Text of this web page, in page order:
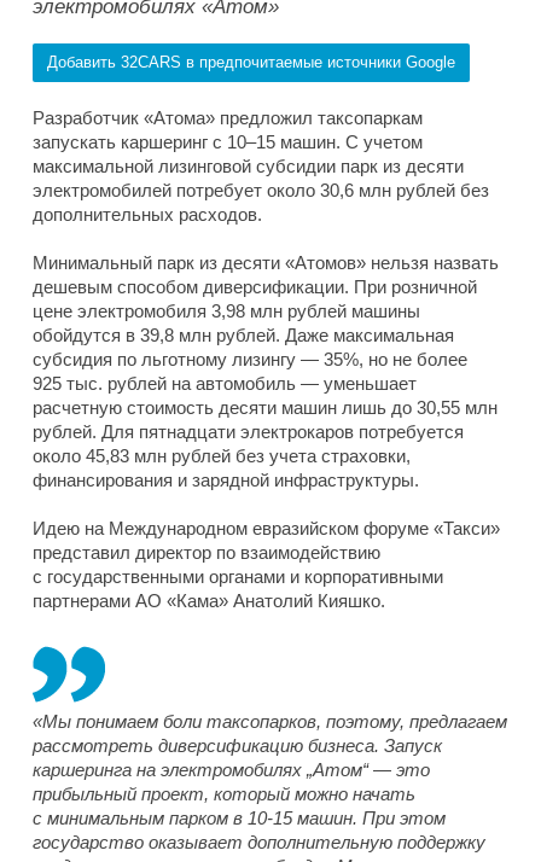
электромобилях «Атом»
Добавить 32CARS в предпочитаемые источники Google
Разработчик «Атома» предложил таксопаркам
запускать каршеринг с 10–15 машин. С учетом
максимальной лизинговой субсидии парк из десяти
электромобилей потребует около 30,6 млн рублей без
дополнительных расходов.
Минимальный парк из десяти «Атомов» нельзя назвать
дешевым способом диверсификации. При розничной
цене электромобиля 3,98 млн рублей машины
обойдутся в 39,8 млн рублей. Даже максимальная
субсидия по льготному лизингу — 35%, но не более
925 тыс. рублей на автомобиль — уменьшает
расчетную стоимость десяти машин лишь до 30,55 млн
рублей. Для пятнадцати электрокаров потребуется
около 45,83 млн рублей без учета страховки,
финансирования и зарядной инфраструктуры.
Идею на Международном евразийском форуме «Такси»
представил директор по взаимодействию
с государственными органами и корпоративными
партнерами АО «Кама» Анатолий Кияшко.
«Мы понимаем боли таксопарков, поэтому, предлагаем
рассмотреть диверсификацию бизнеса. Запуск
каршеринга на электромобилях „Атом“ — это
прибыльный проект, который можно начать
с минимальным парком в 10-15 машин. При этом
государство оказывает дополнительную поддержку